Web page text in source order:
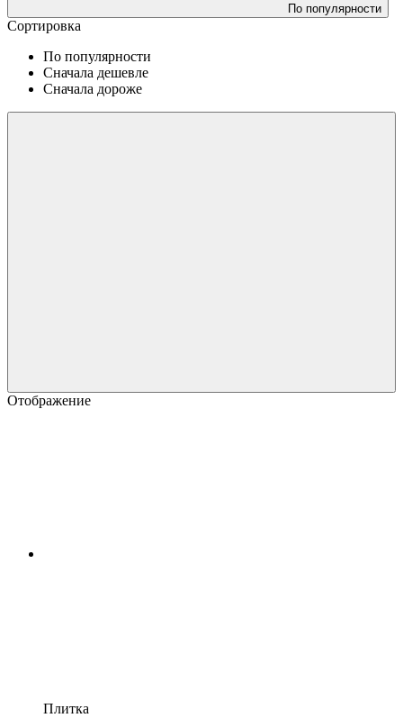
По популярности
Сортировка
По популярности
Сначала дешевле
Сначала дороже
Отображение
Плитка